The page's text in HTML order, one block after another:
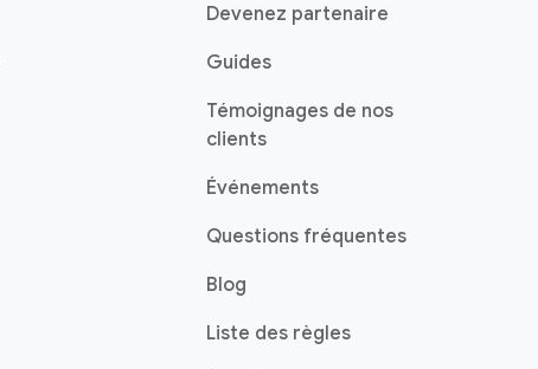
Devenez partenaire
Guides
Témoignages de nos
clients
Événements
Questions fréquentes
Blog
Liste des règles